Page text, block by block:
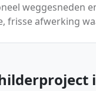
weggesneden
frisse afwerking